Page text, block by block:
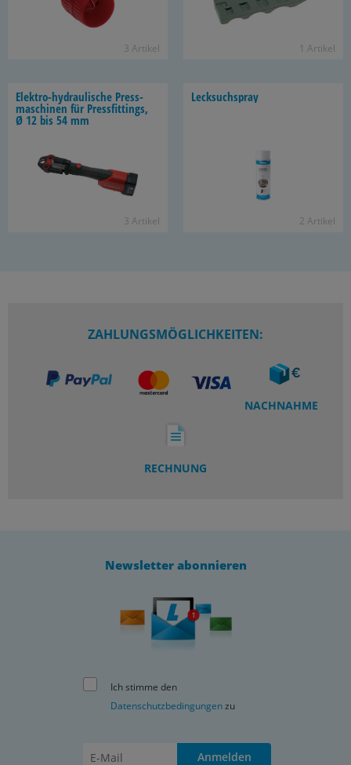
3 Ar­ti­kel 1 Ar­ti­kel
Elektro-​hydraulische Press­
ma­schi­nen für Press­fit­tings,
Ø 12 bis 54 mm
3 Ar­ti­kel
Leck­such­spray
2 Ar­ti­kel
ZAHLUNGSMÖGLICHKEITEN:
NACHNAHME
RECHNUNG
Newsletter abonnieren
Ich stimme den
Datenschutzbedingungenzu
Anmelden